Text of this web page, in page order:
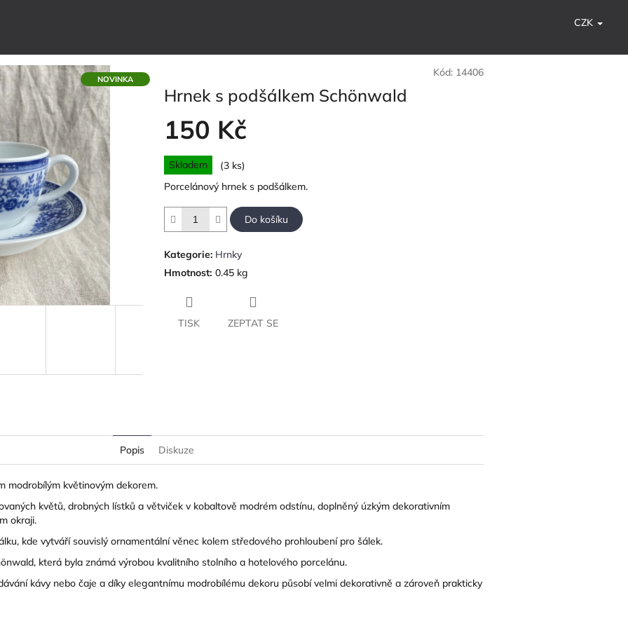
CZK
NOVINKA
Kód: 14406
Hrnek s podšálkem Schönwald
150 Kč
Měrná
cena:
Skladem
(3 ks)
Porcelánový hrnek s podšálkem.
Do košíku
Kategorie: Hrnky
Hmotnost: 0.45 kg
TISK ZEPTAT SE
Popis Diskuze
modrobílým květinovým dekorem.
květů, drobných lístků a větviček v kobaltově modrém odstínu, doplněný úzkým dekorativním
okraji.
kde vytváří souvislý ornamentální věnec kolem středového prohloubení pro šálek.
která byla známá výrobou kvalitního stolního a hotelového porcelánu.
kávy nebo čaje a díky elegantnímu modrobílému dekoru působí velmi dekorativně a zároveň prakticky